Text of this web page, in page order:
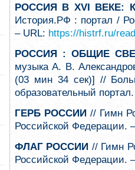
РОССИЯ В XVI ВЕКЕ:
История.РФ : портал /
– URL: https://histrf.ru/
РОССИЯ : ОБЩИЕ
музыка А. В.
(03 мин 34 сек)] //
образовательный
ГЕРБ РОССИИ // Гимн
Российской Федерации.
ФЛАГ РОССИИ // Гимн
Российской Федерации.